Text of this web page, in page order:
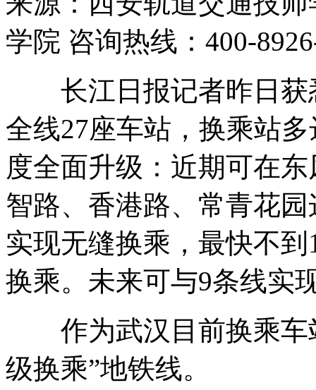
学院 咨询热线：400-
长江日报记者昨日获
全线27座车站，换乘站
度全面升级：近期可在
智路、香港路、常青花
实现无缝换乘，最快不
换乘。未来可与9条线实
作为武汉目前换乘车
级换乘”地铁线。